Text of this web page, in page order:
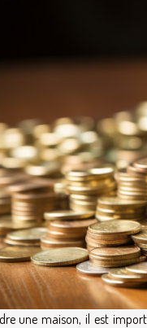
une maison, il est